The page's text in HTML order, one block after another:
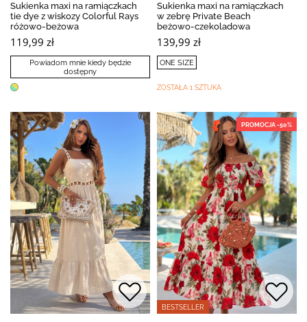
Sukienka maxi na ramiączkach
tie dye z wiskozy Colorful Rays
różowo-beżowa
119,99 zł
Powiadom mnie kiedy będzie
dostępny
Sukienka maxi na ramiączkach
w zebrę Private Beach
beżowo-czekoladowa
139,99 zł
ONE SIZE
ZOSTAŁA 1 SZTUKA
PROMOCJA -50%
BESTSELLER